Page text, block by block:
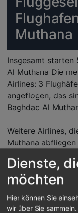
Muthana
Insgesamt starten
Al Muthana Die
Airlines: 3
angeflogen, das
Baghdad Al
Weitere Airlines,
Muthana abfliegen
Muthana
Dienste,
möchten
Hier können Sie
wir über Sie sammeln.